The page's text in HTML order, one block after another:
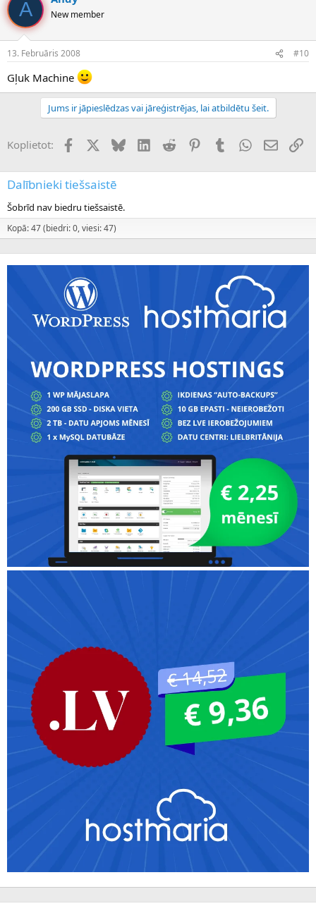
A New member
13. Februāris 2008 #10
Gļuk Machine
Jums ir jāpieslēdzas vai jāreģistrējas, lai atbildētu šeit.
Koplietot: FacebookX (Twitter)
BlueskyLinkedInReddit PinterestTumblrWhatsApp
E-pasts
Dalībnieki tiešsaistē
Šobrīd nav biedru tiešsaistē.
Kopā: 47 (biedri: 0, viesi: 47)